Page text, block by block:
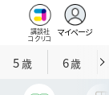
講談社
コクリコ
マイページ
5歳 6歳